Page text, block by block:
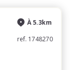
À 5.3km
ref. 1748270